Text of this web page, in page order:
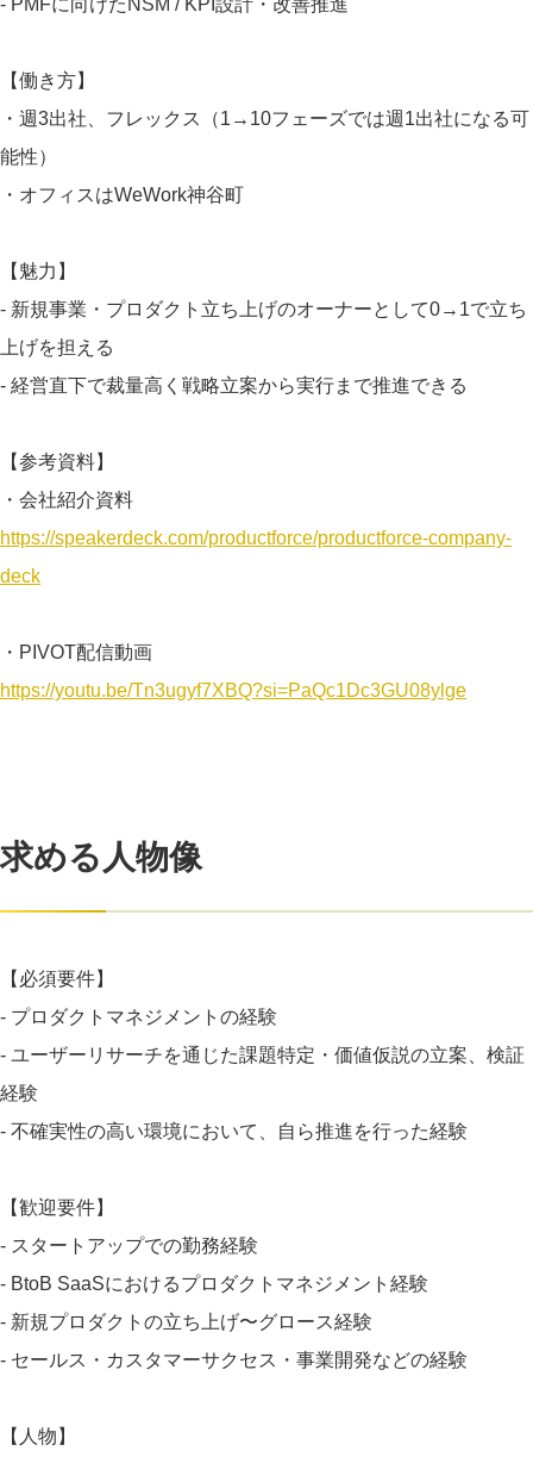
【働き方】
・週3出社、フレックス（1→10フェーズでは週1出社になる可
能性）
・オフィスはWeWork神谷町
【魅力】
- 新規事業・プロダクト立ち上げのオーナーとして0→1で立ち
上げを担える
- 経営直下で裁量高く戦略立案から実行まで推進できる
【参考資料】
・会社紹介資料
https://speakerdeck.com/productforce/productforce-company-
deck
・PIVOT配信動画
https://youtu.be/Tn3ugyf7XBQ?si=PaQc1Dc3GU08ylge
求める人物像
【必須要件】
- プロダクトマネジメントの経験
- ユーザーリサーチを通じた課題特定・価値仮説の立案、検証
経験
- 不確実性の高い環境において、自ら推進を行った経験
【歓迎要件】
- スタートアップでの勤務経験
- BtoB SaaSにおけるプロダクトマネジメント経験
- 新規プロダクトの立ち上げ〜グロース経験
- セールス・カスタマーサクセス・事業開発などの経験
【人物】